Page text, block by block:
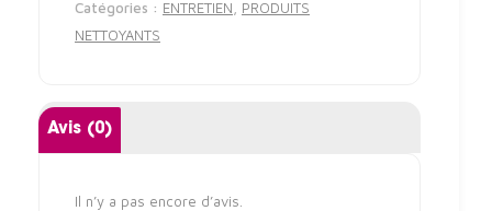
Catégories : ENTRETIEN
PRODUITS
NETTOYANTS
Avis (0)
Il n’y a pas encore d’avis.